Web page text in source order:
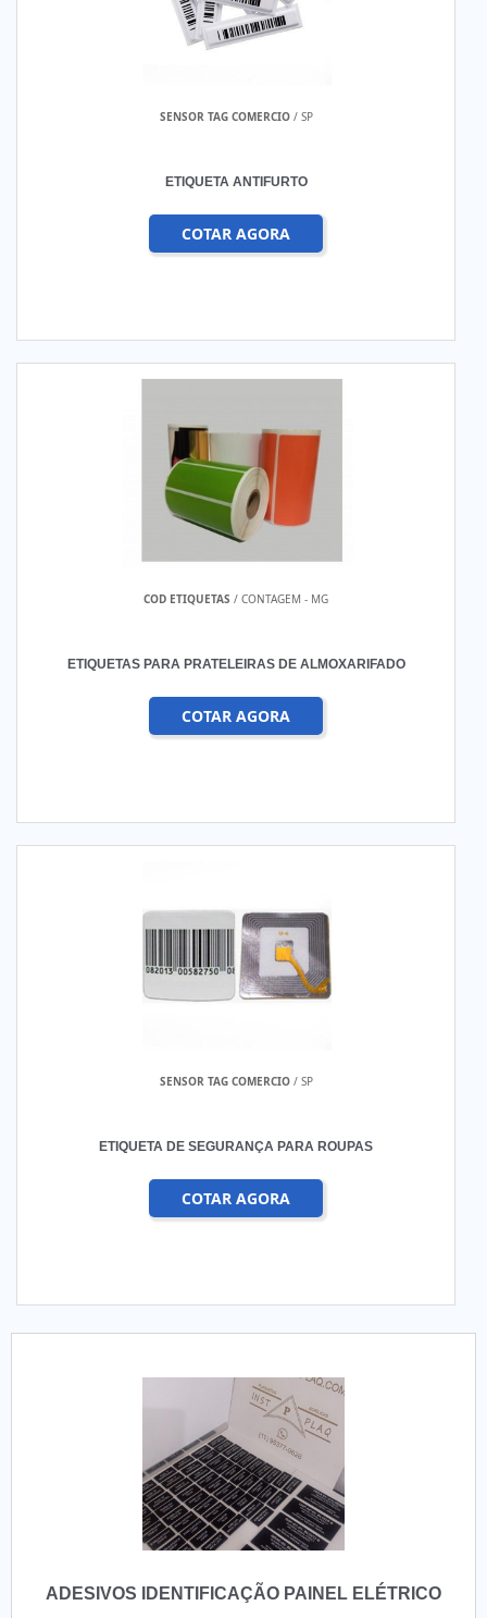
SENSOR TAG COMERCIO/ SP
ETIQUETA ANTIFURTO
COTAR AGORA
COD ETIQUETAS / CONTAGEM - MG
ETIQUETAS PARA PRATELEIRAS DE ALMOXARIFADO
COTAR AGORA
SENSOR TAG COMERCIO/ SP
ETIQUETA DE SEGURANÇA PARA ROUPAS
COTAR AGORA
ADESIVOS IDENTIFICAÇÃO PAINEL ELÉTRICO